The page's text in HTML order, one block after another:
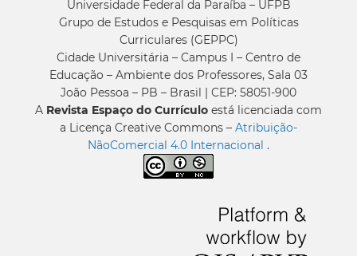
Universidade Federal da Paraíba – UFPB
Grupo de Estudos e Pesquisas em Políticas
Curriculares (GEPPC)
Cidade Universitária – Campus I – Centro de
Educação – Ambiente dos Professores, Sala 03
João Pessoa – PB – Brasil | CEP: 58051-900
A Revista Espaço do Currículo está licenciada com
a Licença Creative Commons – Atribuição-
NãoComercial 4.0 Internacional .